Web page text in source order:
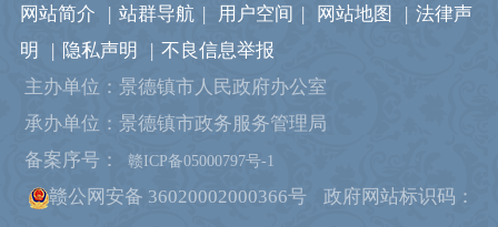
网站简介 | 站群导航 | 用户空间 | 网站地图 | 法律声
明
| 隐私声明 | 不良信息举报
主办单位：景德镇市人民政府办公室
承办单位：景德镇市政务服务管理局
备案序号：
赣ICP备05000797号-1
赣公网安备 36020002000366号
政府网站标识码：